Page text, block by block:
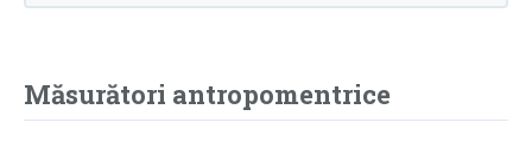
Măsurători antropomentrice